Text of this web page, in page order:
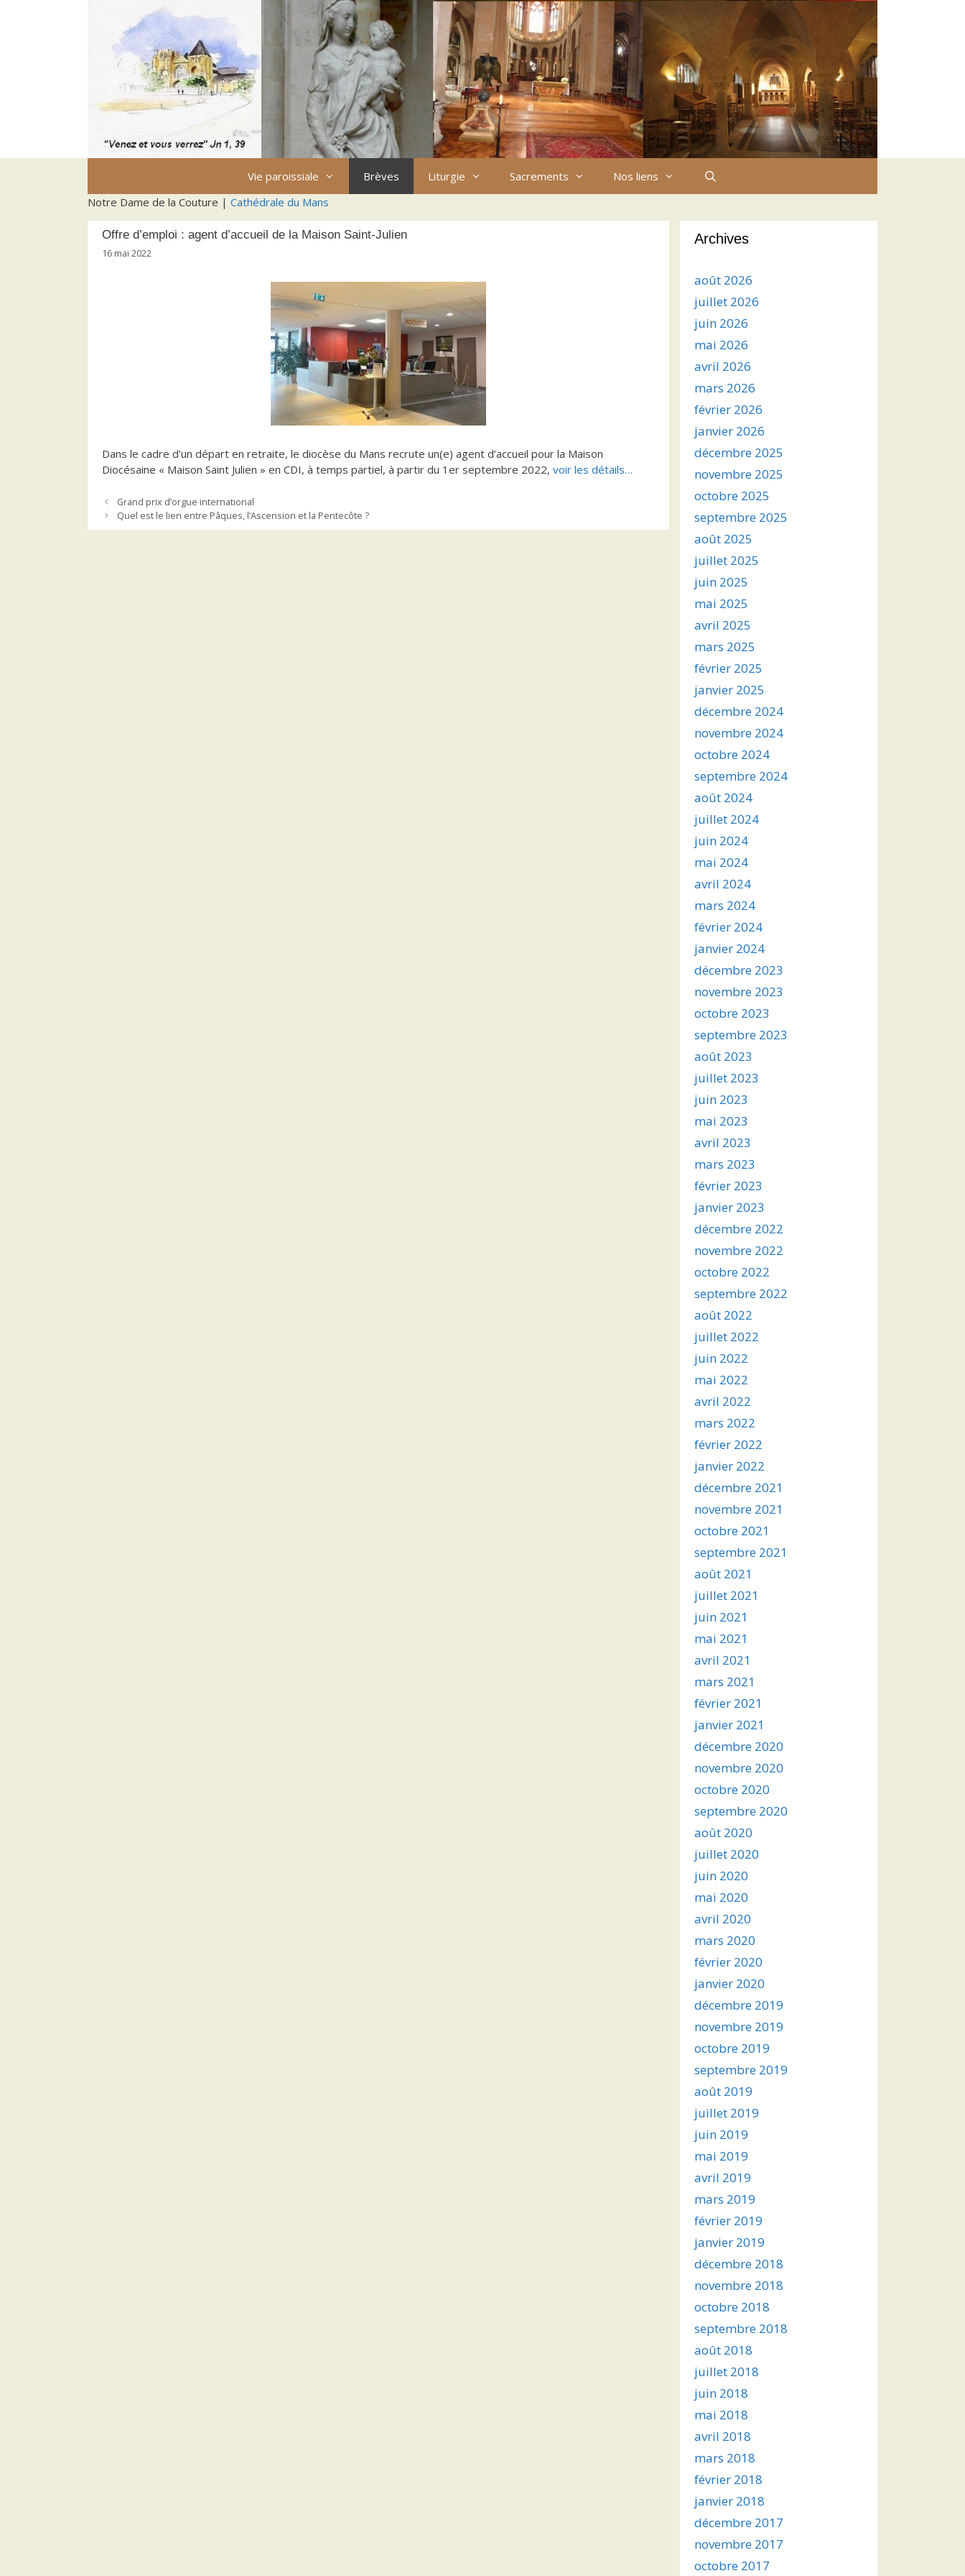
Vie paroissiale Brèves Liturgie Sacrements
Nos liens
Notre Dame de la Couture | Cathédrale du Mans
Offre d’emploi : agent d’accueil de la Maison Saint-Julien
16 mai 2022
Dans le cadre d’un départ en retraite, le diocèse du Mans recrute un(e) agent d’accueil pour la Maison
Diocésaine « Maison Saint Julien » en CDI, à temps partiel, à partir du 1 er septembre 2022, voir les détails…
Grand prix d’orgue international
Quel est le lien entre Pâques, l’Ascension et la Pentecôte ?
Archives
août 2026
juillet 2026
juin 2026
mai 2026
avril 2026
mars 2026
février 2026
janvier 2026
décembre 2025
novembre 2025
octobre 2025
septembre 2025
août 2025
juillet 2025
juin 2025
mai 2025
avril 2025
mars 2025
février 2025
janvier 2025
décembre 2024
novembre 2024
octobre 2024
septembre 2024
août 2024
juillet 2024
juin 2024
mai 2024
avril 2024
mars 2024
février 2024
janvier 2024
décembre 2023
novembre 2023
octobre 2023
septembre 2023
août 2023
juillet 2023
juin 2023
mai 2023
avril 2023
mars 2023
février 2023
janvier 2023
décembre 2022
novembre 2022
octobre 2022
septembre 2022
août 2022
juillet 2022
juin 2022
mai 2022
avril 2022
mars 2022
février 2022
janvier 2022
décembre 2021
novembre 2021
octobre 2021
septembre 2021
août 2021
juillet 2021
juin 2021
mai 2021
avril 2021
mars 2021
février 2021
janvier 2021
décembre 2020
novembre 2020
octobre 2020
septembre 2020
août 2020
juillet 2020
juin 2020
mai 2020
avril 2020
mars 2020
février 2020
janvier 2020
décembre 2019
novembre 2019
octobre 2019
septembre 2019
août 2019
juillet 2019
juin 2019
mai 2019
avril 2019
mars 2019
février 2019
janvier 2019
décembre 2018
novembre 2018
octobre 2018
septembre 2018
août 2018
juillet 2018
juin 2018
mai 2018
avril 2018
mars 2018
février 2018
janvier 2018
décembre 2017
novembre 2017
octobre 2017